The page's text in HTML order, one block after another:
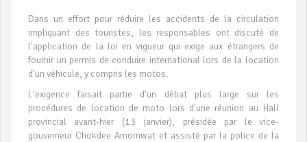
Dans un effort pour réduire les accidents de la circulation
impliquant des touristes, les responsables ont discuté de
l'application de la loi en vigueur qui exige aux étrangers de
fournir un permis de conduire international lors de la location
d'un véhicule, y compris les motos.
L'exigence faisait partie d'un débat plus large sur les
procédures de location de moto lors d'une réunion au Hall
provincial avant-hier (13 janvier), présidée par le vice-
gouverneur Chokdee Amornwat et assisté par la police de la